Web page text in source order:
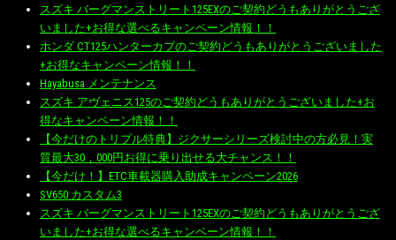
スズキ バーグマンストリート125EXのご契約どうもありがとうござ
いました+お得な選べるキャンペーン情報！！
ホンダ CT125ハンターカブのご契約どうもありがとうございました
+お得なキャンペーン情報！！
Hayabusa メンテナンス
スズキ アヴェニス125のご契約どうもありがとうございました+お
得なキャンペーン情報！！
【今だけのトリプル特典】ジクサーシリーズ検討中の方必見！実
質最大30，000円お得に乗り出せる大チャンス！！
【今だけ！】ETC車載器購入助成キャンペーン2026
SV650 カスタム3
スズキ バーグマンストリート125EXのご契約どうもありがとうござ
いました+お得な選べるキャンペーン情報！！